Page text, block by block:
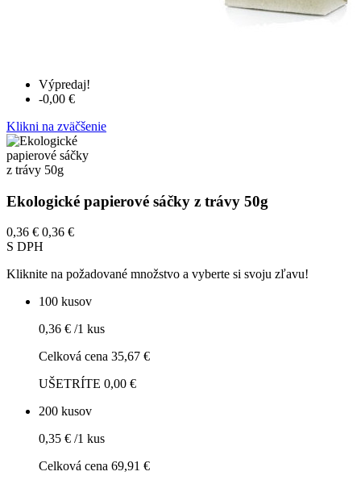
Výpredaj!
-0,00 €
Klikni na zväčšenie
Ekologické papierové sáčky z trávy 50g
0,36 € 0,36 €
S DPH
Kliknite na požadované množstvo a vyberte si svoju zľavu!
100 kusov
0,36 € /1 kus
Celková cena 35,67 €
UŠETRÍTE 0,00 €
200 kusov
0,35 € /1 kus
Celková cena 69,91 €